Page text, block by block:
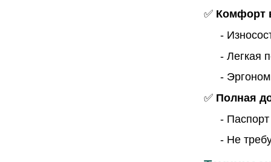
✅ Комфорт
-
- Легкая
-
✅ Полная
-
- Не